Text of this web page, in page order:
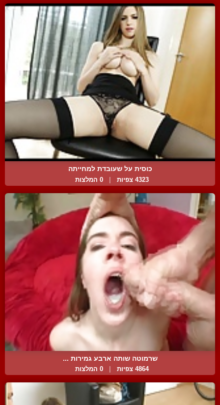
כוסית על שעובדת למחייתה
4323 צפיות | 0 המלצות
שרמוטה שותה ארבע גמירות ...
4864 צפיות 0 המלצות